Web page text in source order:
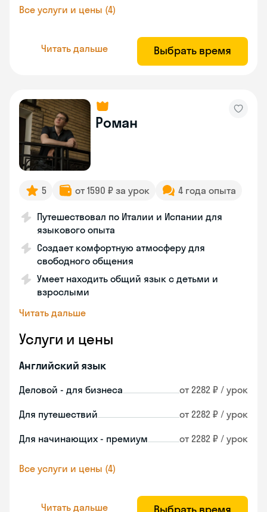
Все услуги и цены (4)
Читать дальше Выбрать время
Роман
5 от 1590 ₽ за урок 4 года опыта
Путешествовал по Италии и Испании для
языкового опыта
Создает комфортную атмосферу для
свободного общения
Умеет находить общий язык с детьми и
взрослыми
Читать дальше
Услуги и цены
Английский язык
Деловой - для бизнеса от 2282 ₽ / урок
Для путешествий от 2282 ₽ / урок
Для начинающих - премиум от 2282 ₽ / урок
Все услуги и цены (4)
Читать дальше